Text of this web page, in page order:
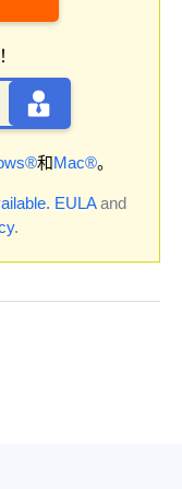
和Mac®。
EULAand
.